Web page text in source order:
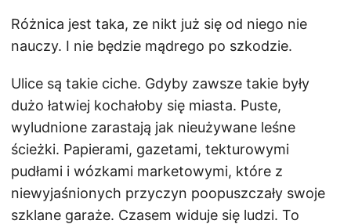
Różnica jest taka, ze nikt już się od niego nie
nauczy. I nie będzie mądrego po szkodzie.
Ulice są takie ciche. Gdyby zawsze takie były
dużo łatwiej kochałoby się miasta. Puste,
wyludnione zarastają jak nieużywane leśne
ścieżki. Papierami, gazetami, tekturowymi
pudłami i wózkami marketowymi, które z
niewyjaśnionych przyczyn poopuszczały swoje
szklane garaże. Czasem widuje się ludzi. To